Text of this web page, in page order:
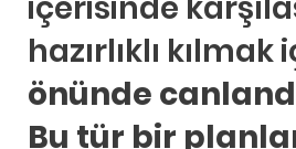
hazırlıklı kılmak
önünde
Bu tür bir